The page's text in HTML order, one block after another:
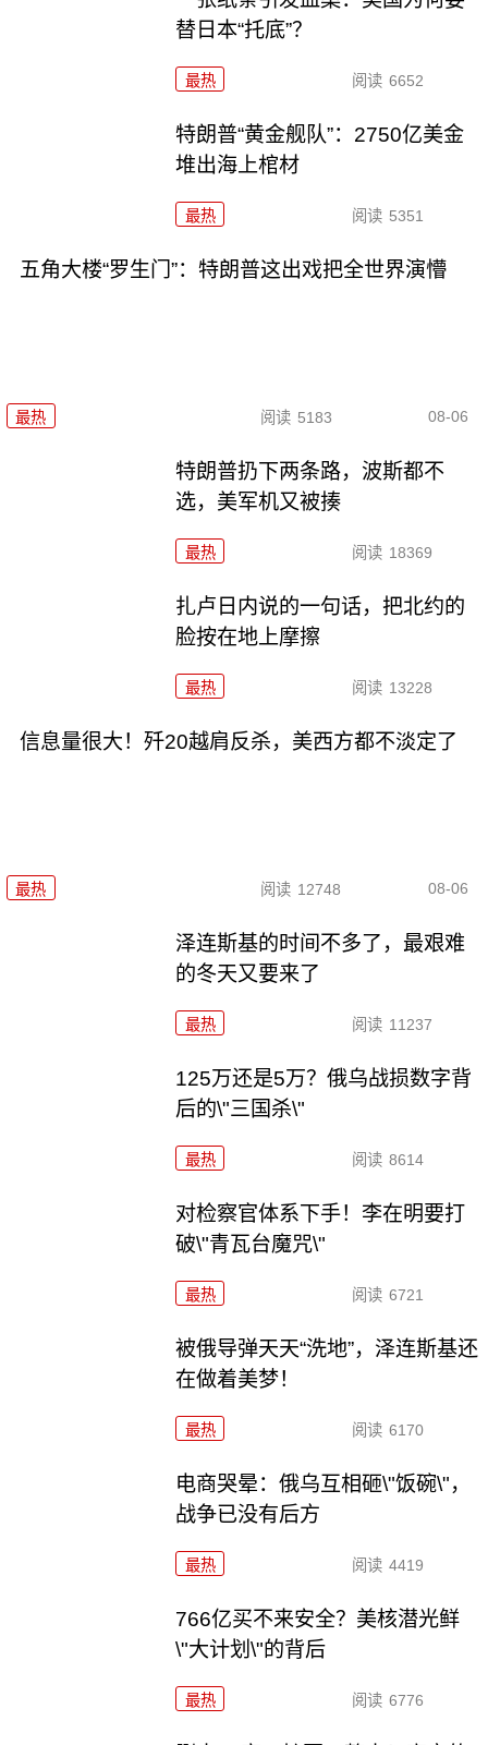
替日本“托底”？
最热 阅读 6652
特朗普“黄金舰队”：2750亿美金
堆出海上棺材
最热 阅读 5351
五角大楼“罗生门”：特朗普这出戏把全世界演懵
最热 阅读 5183 08-06
特朗普扔下两条路，波斯都不
选，美军机又被揍
最热 阅读 18369
扎卢日内说的一句话，把北约的
脸按在地上摩擦
最热 阅读 13228
信息量很大！歼20越肩反杀，美西方都不淡定了
最热 阅读 12748 08-06
泽连斯基的时间不多了，最艰难
的冬天又要来了
最热 阅读 11237
125万还是5万？俄乌战损数字背
后的\"三国杀\"
最热 阅读 8614
对检察官体系下手！李在明要打
破\"青瓦台魔咒\"
最热 阅读 6721
被俄导弹天天“洗地”，泽连斯基还
在做着美梦！
最热 阅读 6170
电商哭晕：俄乌互相砸\"饭碗\"，
战争已没有后方
最热 阅读 4419
766亿买不来安全？美核潜光鲜
\"大计划\"的背后
最热 阅读 6776